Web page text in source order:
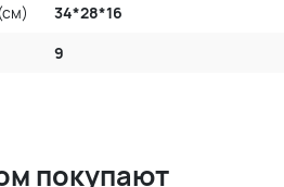
34*28*16
9
покупают